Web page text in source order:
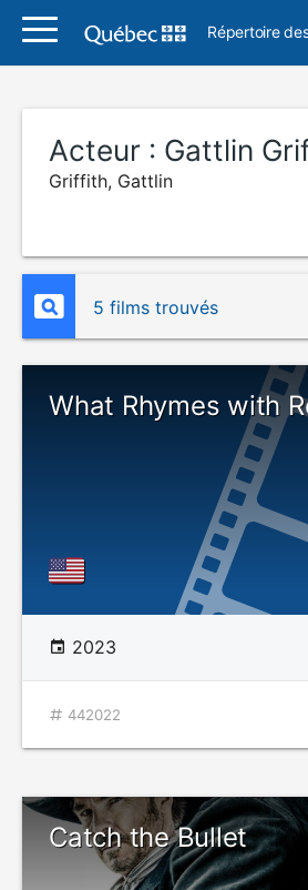
Répertoire
Acteur : Gattlin
Griffith, Gattlin
5 films trouvés
What Rhymes with
2023
442022
Catch the Bullet